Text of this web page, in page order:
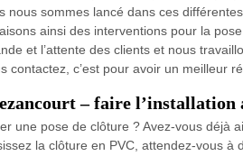
nous sommes lancé dans ces
ainsi des interventions pour la
et l’attente des clients et nous
contactez, c’est pour avoir un meilleur
– faire
une pose de clôture ? Avez-vous déjà
la clôture en PVC, attendez-vous à